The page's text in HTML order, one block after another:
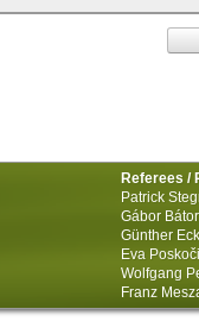
Referees /
Patrick
Gábor
Günther
Eva
Wolfgang
Franz